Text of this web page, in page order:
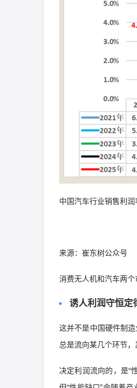
中国汽车行业销售利润
来源：崔东树公众号
消费无人机和汽车两
诱人利润守恒定
这并不是中国硬件制
总是流向某几个环节，
决定利润流向的，是“